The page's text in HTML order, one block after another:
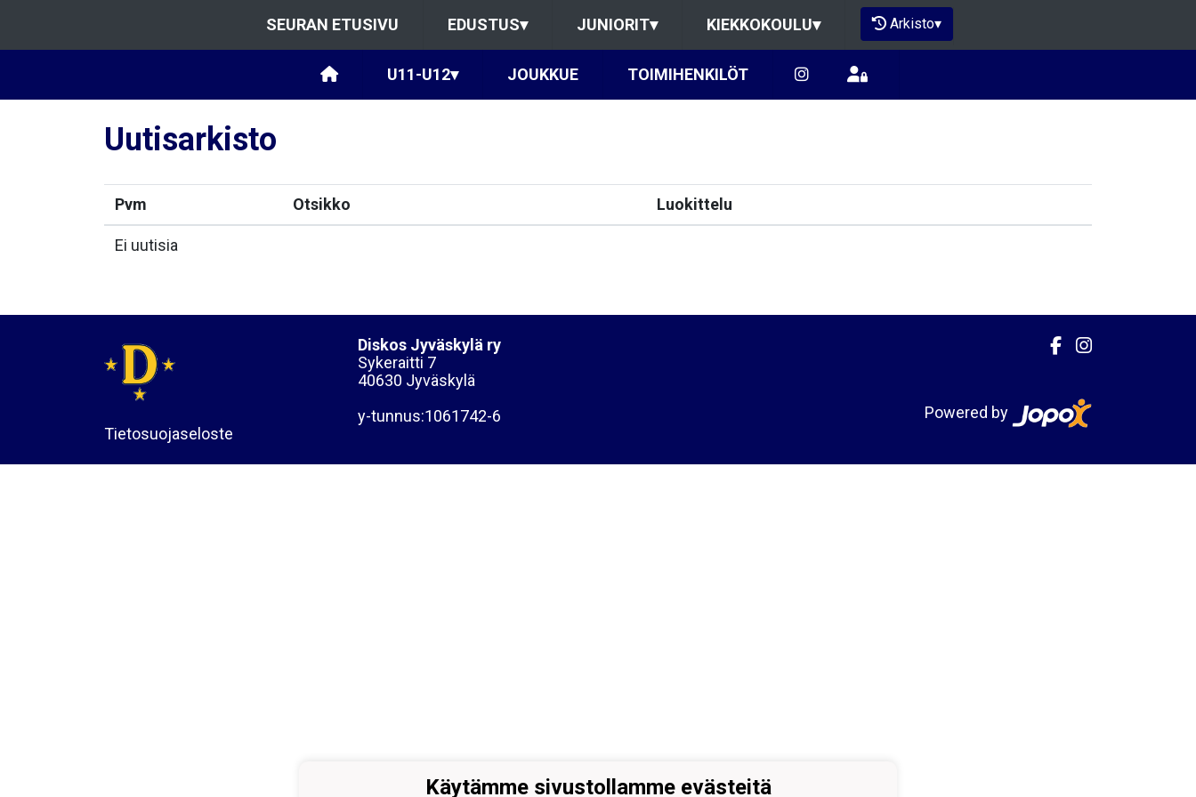
SEURAN ETUSIVU EDUSTUS▾ JUNIORIT▾ KIEKKOKOULU▾ Arkisto▾
U11-U12▾ JOUKKUE TOIMIHENKILÖT
Uutisarkisto
Pvm Otsikko Luokittelu
Ei uutisia
Tietosuojaseloste
Diskos Jyväskylä ry
Sykeraitti 7
40630 Jyväskylä
y-tunnus:1061742-6
Powered by
Käytämme sivustollamme evästeitä